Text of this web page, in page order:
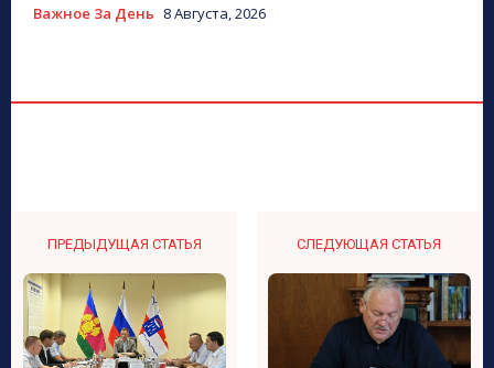
Важное За День 8 Августа, 2026
ПРЕДЫДУЩАЯ СТАТЬЯ СЛЕДУЮЩАЯ СТАТЬЯ